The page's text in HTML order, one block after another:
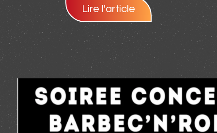
Lire l'article